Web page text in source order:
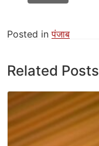
Posted inपंजाब
Related Posts